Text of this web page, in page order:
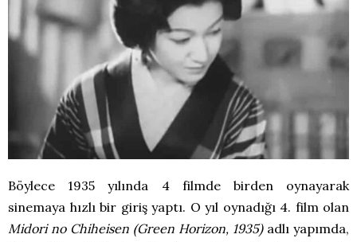
Böylece 1935 yılında 4 filmde birden oynayarak
sinemaya hızlı bir giriş yaptı. O yıl oynadığı 4. film olan
Midori no Chiheisen (Green Horizon, 1935)adlı yapımda,